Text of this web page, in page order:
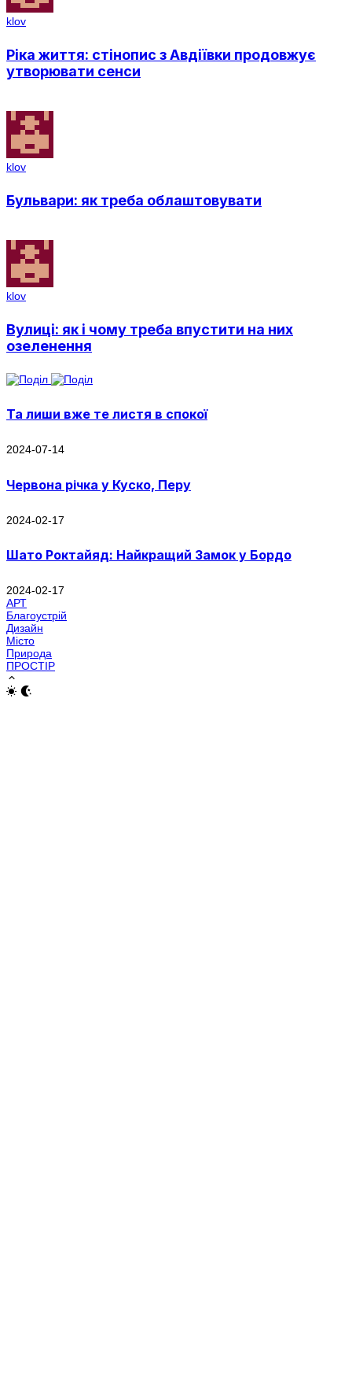
klov
Ріка життя: стінопис з Авдіївки продовжує
утворювати сенси
klov
Бульвари: як треба облаштовувати
klov
Вулиці: як і чому треба впустити на них
озеленення
Та лиши вже те листя в спокої
2024-07-14
Червона річка у Куско, Перу
2024-02-17
Шато Роктайяд: Найкращий Замок у Бордо
2024-02-17
АРТ
Благоустрій
Дизайн
Місто
Природа
ПРОСТІР